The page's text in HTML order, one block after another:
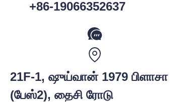
+86-19066352637
21F-1, ஷுய்வான் 1979 பிளாசா
(பேஸ்2), தைசி ரோடு
TAM